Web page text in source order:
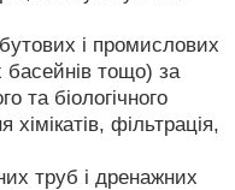
і промислових
басейнів тощо) за
та біологічного
фільтрація,
труб і дренажних